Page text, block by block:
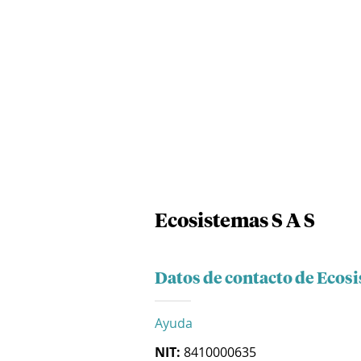
Ecosistemas S A S
Datos de contacto de
Ayuda
NIT: 8410000635